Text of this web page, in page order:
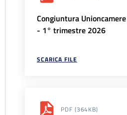
Congiuntura
- 1° trimestre 2026
SCARICA FILE
PDF (364KB)